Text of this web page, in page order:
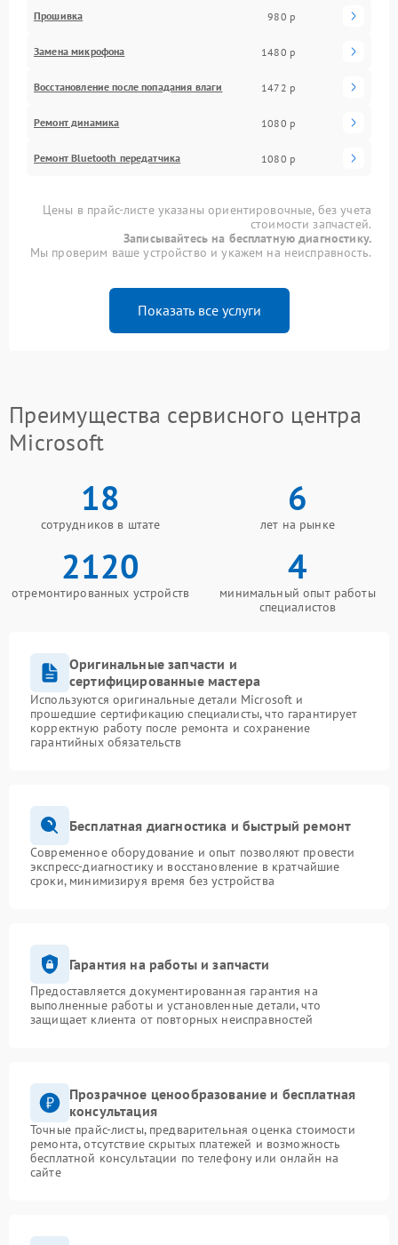
Прошивка 980 р
Замена микрофона 1480 р
Восстановление после попадания влаги 1472 р
Ремонт динамика 1080 р
Ремонт Bluetooth передатчика 1080 р
Цены в прайс-листе указаны ориентировочные, без учета
стоимости запчастей.
Записывайтесь на бесплатную диагностику.
Мы проверим ваше устройство и укажем на неисправность.
Показать все услуги
Преимущества сервисного центра
Microsoft
18
сотрудников в штате
6
лет на рынке
2120
отремонтированных устройств
4
минимальный опыт работы
специалистов
Оригинальные запчасти и
сертифицированные мастера
Используются оригинальные детали Microsoft и
прошедшие сертификацию специалисты, что гарантирует
корректную работу после ремонта и сохранение
гарантийных обязательств
Бесплатная диагностика и быстрый ремонт
Современное оборудование и опыт позволяют провести
экспресс-диагностику и восстановление в кратчайшие
сроки, минимизируя время без устройства
Гарантия на работы и запчасти
Предоставляется документированная гарантия на
выполненные работы и установленные детали, что
защищает клиента от повторных неисправностей
Прозрачное ценообразование и бесплатная
консультация
Точные прайс-листы, предварительная оценка стоимости
ремонта, отсутствие скрытых платежей и возможность
бесплатной консультации по телефону или онлайн на
сайте